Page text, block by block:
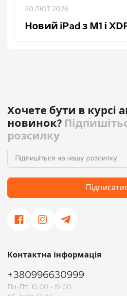
20 ЛЮТ 2026
Новий iPad з М1 і
Хочете бути в курсі
новинок?
розсилку
Контактна інформація
+380996630999
Пн-Пт: 10:00 - 19:00